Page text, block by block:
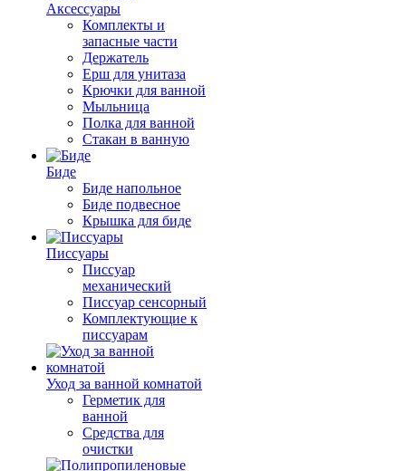
Аксессуары
Комплекты и
запасные части
Держатель
Ерш для унитаза
Крючки для ванной
Мыльница
Полка для ванной
Стакан в ванную
Биде
Биде напольное
Биде подвесное
Крышка для биде
Писсуары
Писсуар
механический
Писсуар сенсорный
Комплектующие к
писсуарам
Уход за ванной комнатой
Герметик для
ванной
Средства для
очистки